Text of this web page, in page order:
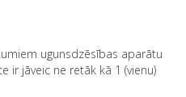
ugunsdzēsības aparātu
ir jāveic ne retāk kā 1 (vienu)